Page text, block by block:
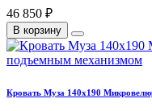
46 850 ₽
В корзину
Кровать Муза 140х190